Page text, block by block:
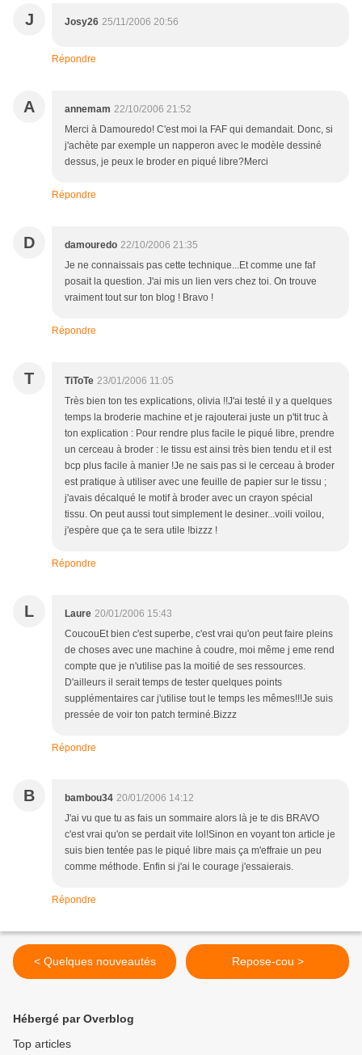
J Josy26 25/11/2006 20:56
Répondre
A annemam 22/10/2006 21:52
Merci à Damouredo! C'est moi la FAF qui demandait. Donc, si
j'achète par exemple un napperon avec le modèle dessiné
dessus, je peux le broder en piqué libre?Merci
Répondre
D damouredo 22/10/2006 21:35
Je ne connaissais pas cette technique...Et comme une faf
posait la question. J'ai mis un lien vers chez toi. On trouve
vraiment tout sur ton blog ! Bravo !
Répondre
T TiToTe 23/01/2006 11:05
Très bien ton tes explications, olivia !!J'ai testé il y a quelques
temps la broderie machine et je rajouterai juste un p'tit truc à
ton explication : Pour rendre plus facile le piqué libre, prendre
un cerceau à broder : le tissu est ainsi très bien tendu et il est
bcp plus facile à manier !Je ne sais pas si le cerceau à broder
est pratique à utiliser avec une feuille de papier sur le tissu ;
j'avais décalqué le motif à broder avec un crayon spécial
tissu. On peut aussi tout simplement le desiner...voili voilou,
j'espère que ça te sera utile !bizzz !
Répondre
L Laure 20/01/2006 15:43
CoucouEt bien c'est superbe, c'est vrai qu'on peut faire pleins
de choses avec une machine à coudre, moi même j eme rend
compte que je n'utilise pas la moitié de ses ressources.
D'ailleurs il serait temps de tester quelques points
supplémentaires car j'utilise tout le temps les mêmes!!!Je suis
pressée de voir ton patch terminé.Bizzz
Répondre
B bambou34 20/01/2006 14:12
J'ai vu que tu as fais un sommaire alors là je te dis BRAVO
c'est vrai qu'on se perdait vite lol!Sinon en voyant ton article je
suis bien tentée pas le piqué libre mais ça m'effraie un peu
comme méthode. Enfin si j'ai le courage j'essaierais.
Répondre
< Quelques nouveautés Repose-cou >
Hébergé par Overblog
Top articles